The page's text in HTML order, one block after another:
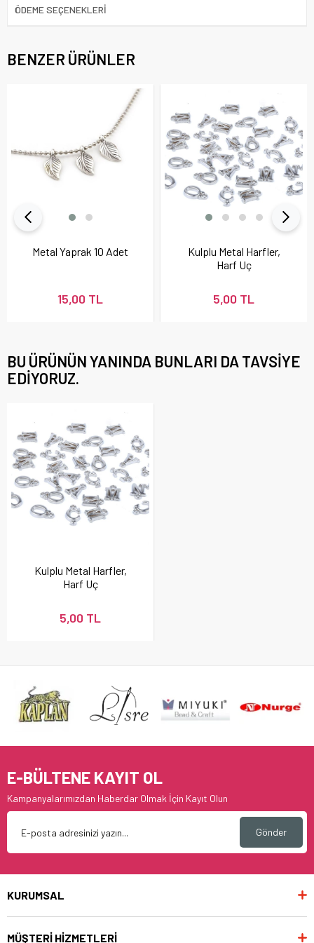
ÖDEME SEÇENEKLERI
BENZER ÜRÜNLER
Metal Yaprak 10 Adet
15,00 TL
Kulplu Metal Harfler,
Harf Uç
5,00 TL
BU ÜRÜNÜN YANINDA BUNLARI DA TAVSIYE
EDIYORUZ.
Kulplu Metal Harfler,
Harf Uç
5,00 TL
E-BÜLTENE KAYIT OL
Kampanyalarımızdan Haberdar Olmak İçin Kayıt Olun
Gönder
KURUMSAL
MÜŞTERİ HİZMETLERİ